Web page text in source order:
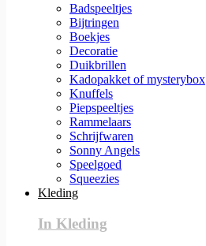
Badspeeltjes
Bijtringen
Boekjes
Decoratie
Duikbrillen
Kadopakket of mysterybox
Knuffels
Piepspeeltjes
Rammelaars
Schrijfwaren
Sonny Angels
Speelgoed
Squeezies
Kleding
In Kleding